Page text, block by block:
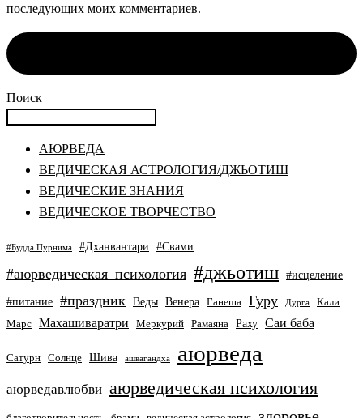
последующих моих комментариев.
Поиск
АЮРВЕДА
ВЕДИЧЕСКАЯ АСТРОЛОГИЯ/ДЖЬОТИШ
ВЕДИЧЕСКИЕ ЗНАНИЯ
ВЕДИЧЕСКОЕ ТВОРЧЕСТВО
#Будда Пурнима #Дханвантари #Свами
#аюрведическая_психология #джьотиш #исцеление
#питание #праздник Веды Венера Ганеша Гуру Дурга
Кали
Марс
Махашиваратри Меркурий Рамаяна Раху Саи баба
Сатурн Солнце Шива ашвагандха аюрведа
аюрведавлюбви аюрведическая психология